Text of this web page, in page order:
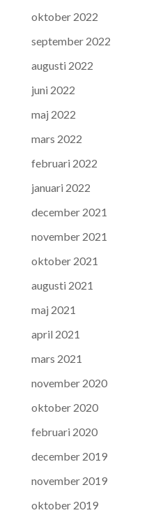
oktober 2022
september 2022
augusti 2022
juni 2022
maj 2022
mars 2022
februari 2022
januari 2022
december 2021
november 2021
oktober 2021
augusti 2021
maj 2021
april 2021
mars 2021
november 2020
oktober 2020
februari 2020
december 2019
november 2019
oktober 2019